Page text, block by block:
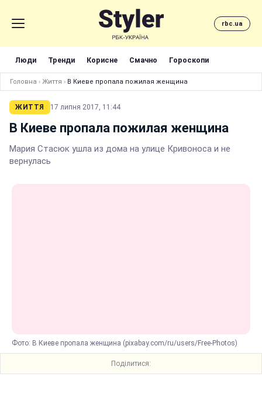
rbc.ua
Люди Тренди Корисне Смачно Гороскопи
Головна › Життя › В Киеве пропала пожилая женщина
ЖИТТЯ 17 липня 2017, 11:44
В Киеве пропала пожилая женщина
Мария Стасюк ушла из дома на улице Кривоноса и не
вернулась
Фото: В Киеве пропала женщина (pixabay.com/ru/users/Free-Photos)
Поділитися: